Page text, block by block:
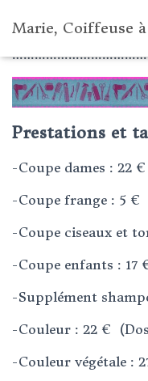
Marie, Coiffeuse
Prestations et
-Coupe dames : 22 €
-Coupe frange : 5 €
-Coupe ciseaux et
-Coupe enfants : 17
-Supplément
-Couleur : 22 €
-Couleur végétale :